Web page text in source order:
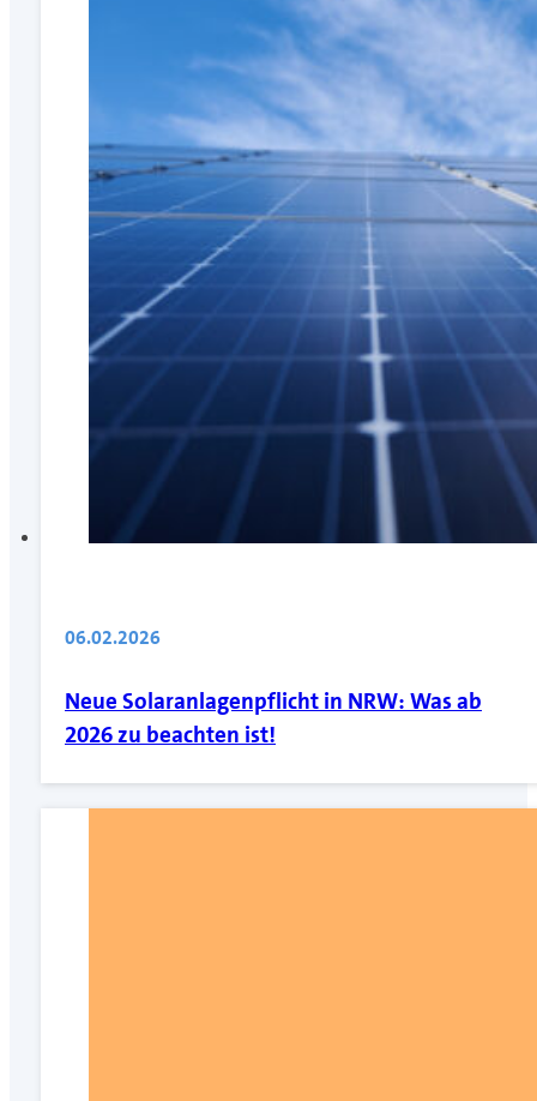
06.02.2026
Neue Solaranlagenpflicht in NRW: Was ab
2026 zu beachten ist!